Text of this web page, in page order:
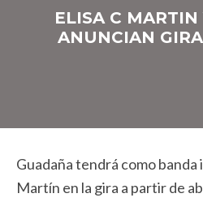
ELISA C
ANUNCIAN
Guadaña tendrá como banda
Martín en la gira a partir de